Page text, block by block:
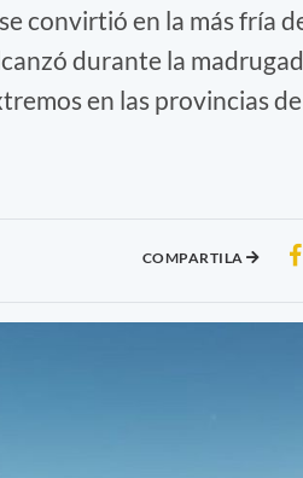
convirtió en la más fría
durante la
en las provincias
COMPARTILA